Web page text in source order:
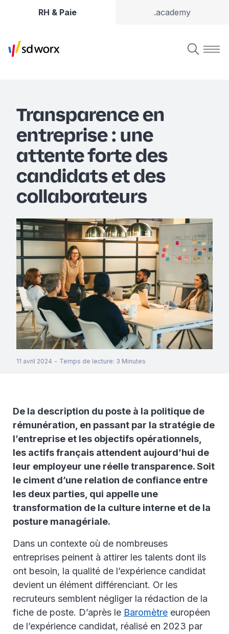
RH & Paie .academy
Transparence en
entreprise : une
attente forte des
candidats et des
collaborateurs
11 avril 2024 - Temps de lecture: 3 Minutes
De la description du poste à la politique de
rémunération, en passant par la stratégie de
l’entreprise et les objectifs opérationnels,
les actifs français attendent aujourd’hui de
leur employeur une réelle transparence. Soit
le ciment d’une relation de confiance entre
les deux parties, qui appelle une
transformation de la culture interne et de la
posture managériale.
Dans un contexte où de nombreuses
entreprises peinent à attirer les talents dont ils
ont besoin, la qualité de l’expérience candidat
devient un élément différenciant. Or les
recruteurs semblent négliger la rédaction de la
fiche de poste. D’après le Baromètre européen
de l’expérience candidat, réalisé en 2023 par